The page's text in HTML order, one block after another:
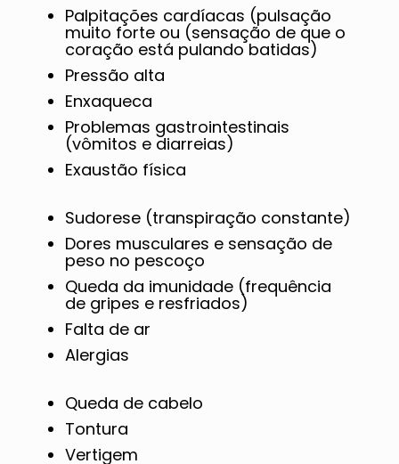
Palpitações cardíacas (pulsação
muito forte ou (sensação de que o
coração está pulando batidas)
Pressão alta
Enxaqueca
Problemas gastrointestinais
(vômitos e diarreias)
Exaustão física
Sudorese (transpiração constante)
Dores musculares e sensação de
peso no pescoço
Queda da imunidade (frequência
de gripes e resfriados)
Falta de ar
Alergias
Queda de cabelo
Tontura
Vertigem